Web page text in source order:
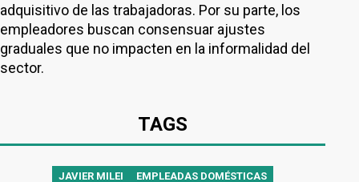
adquisitivo de las trabajadoras. Por su parte, los
empleadores buscan consensuar ajustes
graduales que no impacten en la informalidad del
sector.
TAGS
JAVIER MILEI
EMPLEADAS DOMÉSTICAS